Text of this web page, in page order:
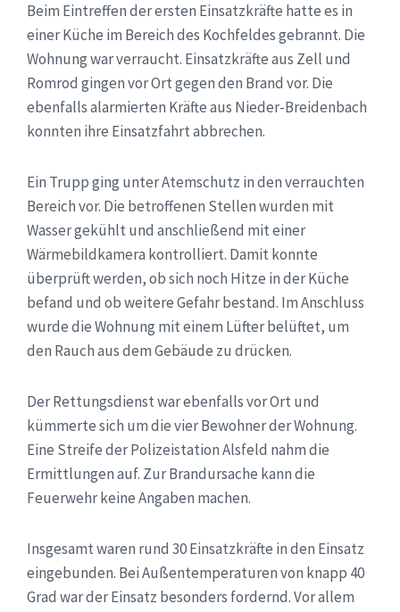
Beim Eintreffen der ersten Einsatzkräfte hatte es in
einer Küche im Bereich des Kochfeldes gebrannt. Die
Wohnung war verraucht. Einsatzkräfte aus Zell und
Romrod gingen vor Ort gegen den Brand vor. Die
ebenfalls alarmierten Kräfte aus Nieder-Breidenbach
konnten ihre Einsatzfahrt abbrechen.
Ein Trupp ging unter Atemschutz in den verrauchten
Bereich vor. Die betroffenen Stellen wurden mit
Wasser gekühlt und anschließend mit einer
Wärmebildkamera kontrolliert. Damit konnte
überprüft werden, ob sich noch Hitze in der Küche
befand und ob weitere Gefahr bestand. Im Anschluss
wurde die Wohnung mit einem Lüfter belüftet, um
den Rauch aus dem Gebäude zu drücken.
Der Rettungsdienst war ebenfalls vor Ort und
kümmerte sich um die vier Bewohner der Wohnung.
Eine Streife der Polizeistation Alsfeld nahm die
Ermittlungen auf. Zur Brandursache kann die
Feuerwehr keine Angaben machen.
Insgesamt waren rund 30 Einsatzkräfte in den Einsatz
eingebunden. Bei Außentemperaturen von knapp 40
Grad war der Einsatz besonders fordernd. Vor allem